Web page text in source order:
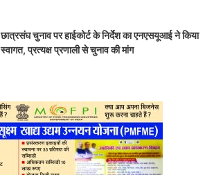
छात्रसंघ चुनाव पर हाईकोर्ट के निर्देश का एनएसयूआई ने किया
स्वागत, प्रत्यक्ष प्रणाली से चुनाव की मांग